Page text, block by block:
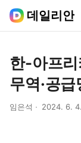
데일리안
한-아프
무역·공
임은석 2024. 6.